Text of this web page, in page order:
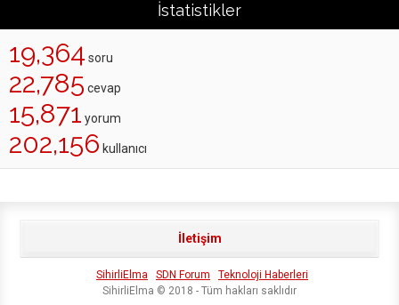
İstatistikler
19,364 soru
22,785 cevap
15,871 yorum
202,156 kullanıcı
İletişim
SihirliElma SDN Forum
Teknoloji Haberleri
SihirliElma © 2018 - Tüm hakları saklıdır